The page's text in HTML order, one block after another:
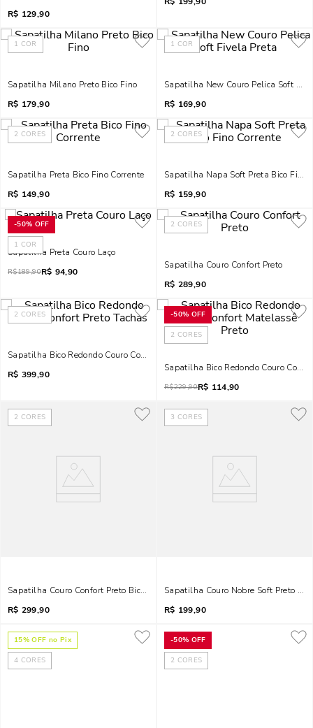
R$ 129,90
1 COR
Sapatilha Milano Preto Bico Fino
R$ 179,90
1 COR
Sapatilha New Couro Pelica Soft
R$ 169,90
2 CORES
Sapatilha Preta Bico Fino Corrente
R$ 149,90
2 CORES
Sapatilha Napa Soft Preta Bico Fino
R$ 159,90
-50% OFF
1 COR
Sapatilha Preta Couro Laço
R$189,90R$ 94,90
2 CORES
Sapatilha Couro Confort Preto
R$ 289,90
2 CORES
Sapatilha Bico Redondo Couro Confort Preto Tachas
R$ 399,90
-50% OFF
2 CORES
Sapatilha Bico Redondo Couro
R$229,90R$ 114,90
2 CORES
Sapatilha Couro Confort Preto Bico Fino
R$ 299,90
3 CORES
Sapatilha Couro Nobre Soft Preto
R$ 199,90
15% OFF no Pix
4 CORES
-50% OFF
2 CORES